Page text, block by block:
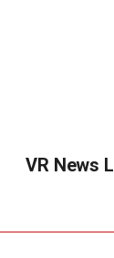
VR News